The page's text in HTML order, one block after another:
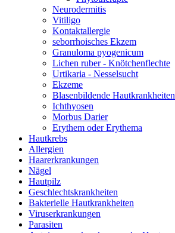
Neurodermitis
Vitiligo
Kontaktallergie
seborrhoisches Ekzem
Granuloma pyogenicum
Lichen ruber - Knötchenflechte
Urtikaria - Nesselsucht
Ekzeme
Blasenbildende Hautkrankheiten
Ichthyosen
Morbus Darier
Erythem oder Erythema
Hautkrebs
Allergien
Haarerkrankungen
Nägel
Hautpilz
Geschlechtskrankheiten
Bakterielle Hautkrankheiten
Viruserkrankungen
Parasiten